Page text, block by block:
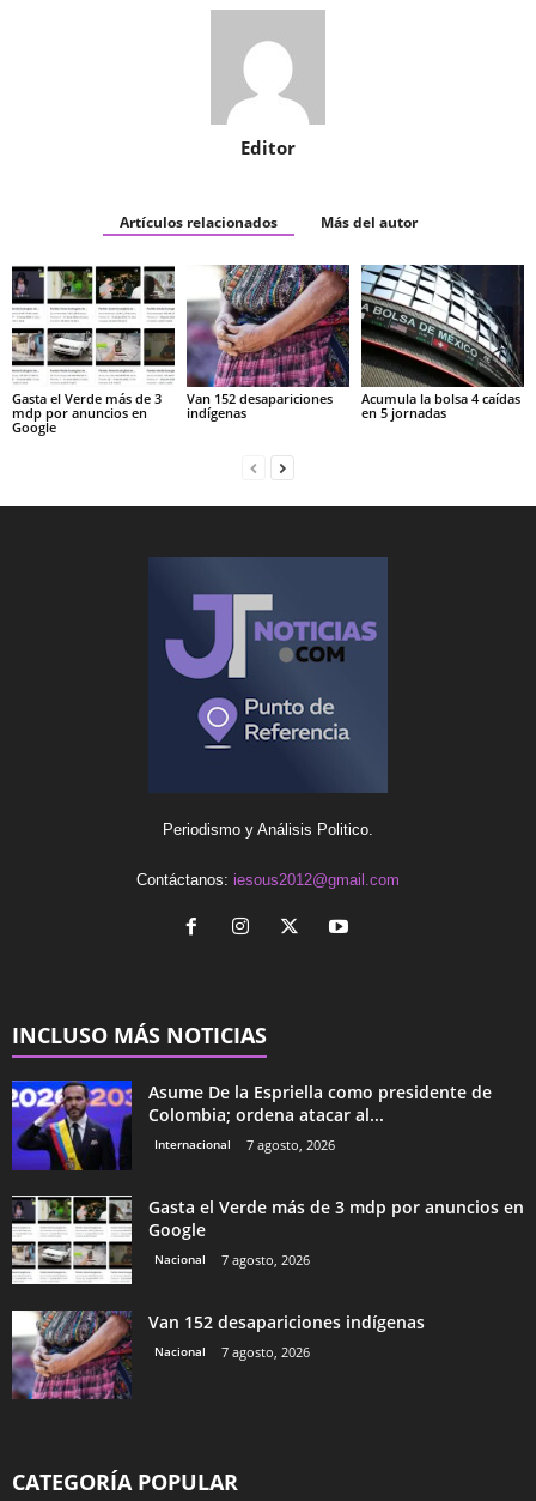
Editor
Artículos relacionados Más del autor
Gasta el Verde más de 3
mdp por anuncios en
Google
Van 152 desapariciones
indígenas
Acumula la bolsa 4 caídas
en 5 jornadas
Periodismo y Análisis Politico.
Contáctanos: iesous2012@gmail.com
INCLUSO MÁS NOTICIAS
Asume De la Espriella como presidente de
Colombia; ordena atacar al...
Internacional 7 agosto, 2026
Gasta el Verde más de 3 mdp por anuncios en
Google
Nacional 7 agosto, 2026
Van 152 desapariciones indígenas
Nacional 7 agosto, 2026
CATEGORÍA POPULAR